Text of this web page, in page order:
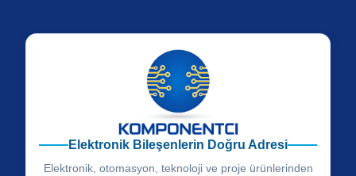
Elektronik Bileşenlerin Doğru Adresi
Elektronik, otomasyon, teknoloji ve proje ürünlerinden